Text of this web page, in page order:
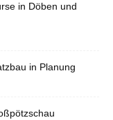
in Döben und
in Planung